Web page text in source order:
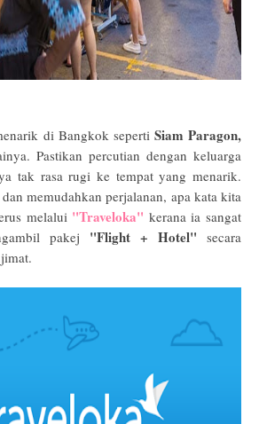
di Bangkok seperti Siam Paragon,
Pastikan percutian dengan keluarga
tak rasa rugi ke tempat yang menarik.
memudahkan perjalanan, apa kata kita
melalui "Traveloka" kerana ia sangat
pakej "Flight + Hotel" secara